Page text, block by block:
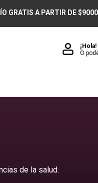
GRATIS A PARTIR DE
¡Hola!
O
de la salud.